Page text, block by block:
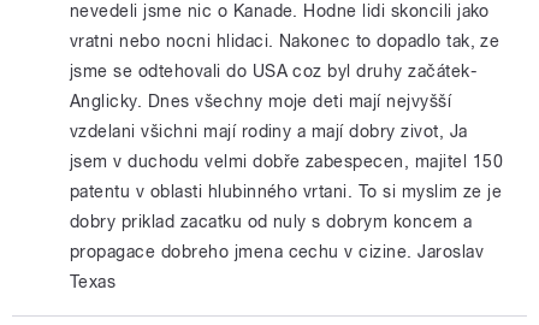
nevedeli jsme nic o Kanade. Hodne lidi skoncili jako
vratni nebo nocni hlidaci. Nakonec to dopadlo tak, ze
jsme se odtehovali do USA coz byl druhy začátek-
Anglicky. Dnes všechny moje deti mají nejvyšší
vzdelani všichni mají rodiny a mají dobry zivot, Ja
jsem v duchodu velmi dobře zabespecen, majitel 150
patentu v oblasti hlubinného vrtani. To si myslim ze je
dobry priklad zacatku od nuly s dobrym koncem a
propagace dobreho jmena cechu v cizine. Jaroslav
Texas